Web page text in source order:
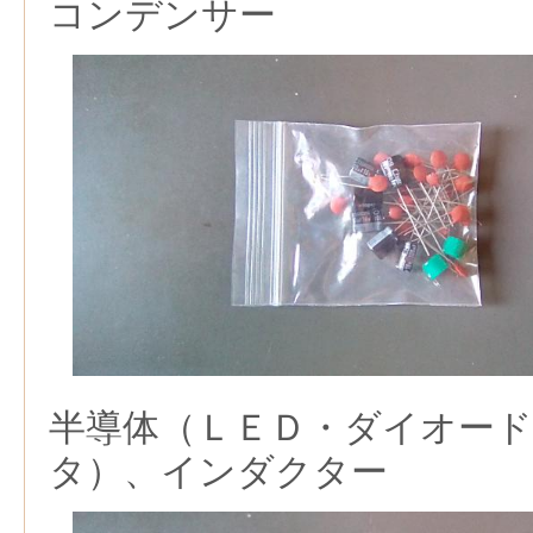
コンデンサー
半導体（ＬＥＤ・ダイオー
タ）、インダクター